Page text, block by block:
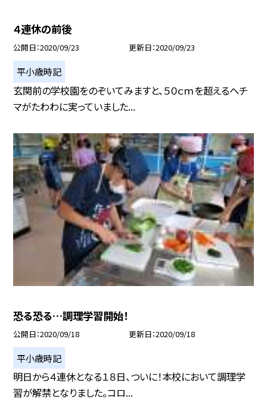
４連休の前後
公開日 2020/09/23 更新日 2020/09/23
平小歳時記
玄関前の学校園をのぞいてみますと、５０ｃｍを超えるヘチ
マがたわわに実っていました...
恐る恐る…調理学習開始！
公開日 2020/09/18 更新日 2020/09/18
平小歳時記
明日から４連休となる１８日、ついに！本校において調理学
習が解禁となりました。コロ...